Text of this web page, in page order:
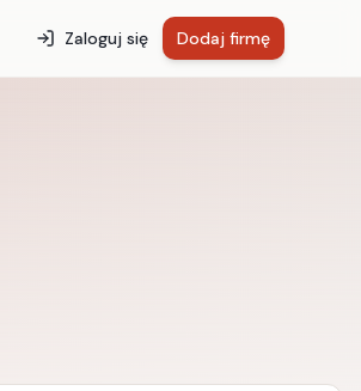
Zaloguj się Dodaj firmę